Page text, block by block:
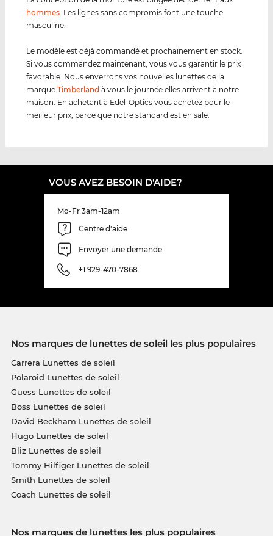
hommes . Les lignes sans compromis font une touche
masculine.
Le modèle est déjà commandé et prochainement en stock.
Si vous commandez maintenant, vous vous garantir le prix
favorable. Nous enverrons vos nouvelles lunettes de la
marqueTimberland à vous le journée elles arrivent à notre
maison. En achetant à Edel-Optics vous achetez pour le
meilleur prix, parce que notre standard est en sale.
VOUS AVEZ BESOIN D'AIDE?
Mo-Fr 3am-12am
Centre d'aide
Envoyer une demande
+1 929-470-7868
Nos marques de lunettes de soleil les plus populaires
Carrera Lunettes de soleil
Polaroid Lunettes de soleil
Guess Lunettes de soleil
Boss Lunettes de soleil
David Beckham Lunettes de soleil
Hugo Lunettes de soleil
Bliz Lunettes de soleil
Tommy Hilfiger Lunettes de soleil
Smith Lunettes de soleil
Coach Lunettes de soleil
Nos marques de lunettes les plus populaires